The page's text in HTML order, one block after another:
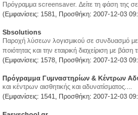
Πρόγραμμα screensaver. Δείτε τη φάση της
(Εμφανίσεις: 1581, Προσθήκη: 2007-12-03
Sbsolutions
Παροχή λύσεων λογισμικού σε συνδυασμό με
ποιότητας και την εταιρική διαχείριση με
(Εμφανίσεις: 1578, Προσθήκη: 2007-12-03
Πρόγραμμα Γυμναστηρίων & Κέντρων
και κέντρων αισθητικής και αδυνατίσματος....
(Εμφανίσεις: 1541, Προσθήκη: 2007-12-03